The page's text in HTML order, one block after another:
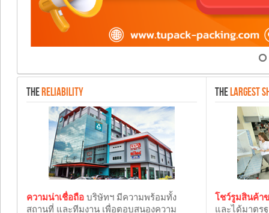
THE RELIABILITY
ความน่าเชื่อถือ บริษัทฯ มีความพร้อมทั้ง
สถานที่ และทีมงาน เพื่อตอบสนองความ
THE LARGEST
โชว์รูมสินค้า
และได้มาตร